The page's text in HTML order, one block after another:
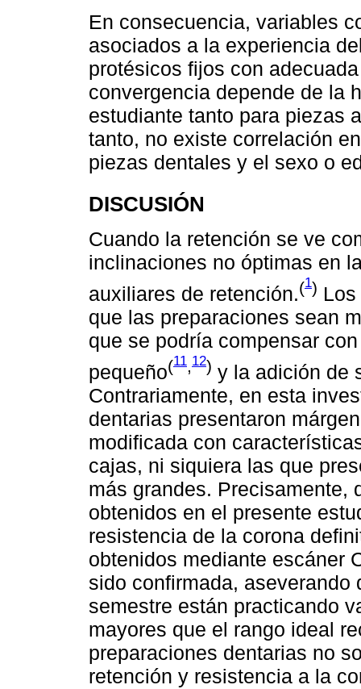
En consecuencia, variables
asociados a la experiencia
protésicos fijos con
convergencia depende de la
estudiante tanto para piezas
tanto, no existe correlación
piezas dentales y el sexo o
DISCUSIÓN
Cuando la retención se ve
inclinaciones no óptimas en
auxiliares de retención.(1)
que las preparaciones sean
que se podría compensar
pequeño(11,12) y la adición de
Contrariamente, en esta
dentarias presentaron
modificada con
cajas, ni siquiera las que
más grandes. Precisamente,
obtenidos en el presente
resistencia de la corona
obtenidos mediante escáner
sido confirmada,
semestre están practicando
mayores que el rango ideal
preparaciones dentarias no
retención y resistencia a la